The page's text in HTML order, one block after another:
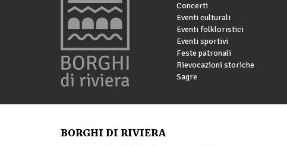
Concerti
Eventi culturali
Eventi folkloristici
Eventi sportivi
Feste patronali
Rievocazioni storiche
Sagre
BORGHI DI RIVIERA